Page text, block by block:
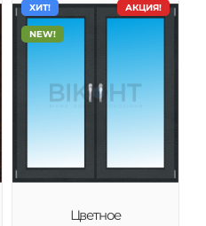
АКЦИЯ!
ХИТ!
NEW!
Цветное